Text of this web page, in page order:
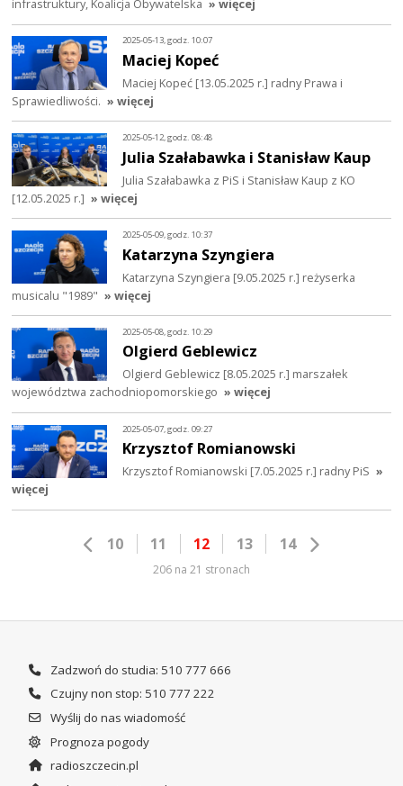
infrastruktury, Koalicja Obywatelska » więcej
2025-05-13, godz. 10:07
Maciej Kopeć
Maciej Kopeć [13.05.2025 r.] radny Prawa i
Sprawiedliwości. » więcej
2025-05-12, godz. 08:48
Julia Szałabawka i Stanisław Kaup
Julia Szałabawka z PiS i Stanisław Kaup z KO
[12.05.2025 r.] » więcej
2025-05-09, godz. 10:37
Katarzyna Szyngiera
Katarzyna Szyngiera [9.05.2025 r.] reżyserka
musicalu "1989" » więcej
2025-05-08, godz. 10:29
Olgierd Geblewicz
Olgierd Geblewicz [8.05.2025 r.] marszałek
województwa zachodniopomorskiego » więcej
2025-05-07, godz. 09:27
Krzysztof Romianowski
Krzysztof Romianowski [7.05.2025 r.] radny PiS »
więcej
10 11 12 13 14
206 na 21 stronach
Zadzwoń do studia: 510 777 666
Czujny non stop: 510 777 222
Wyślij do nas wiadomość
Prognoza pogody
radioszczecin.pl